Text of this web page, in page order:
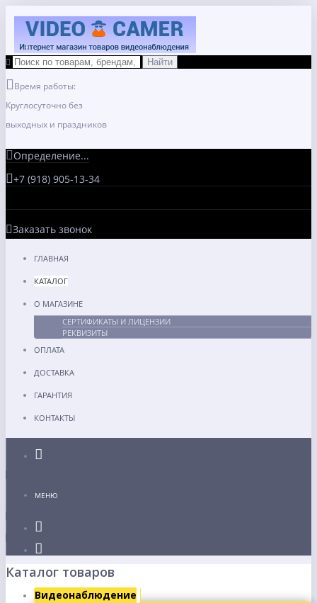
Время работы:
Круглосуточно без
выходных и праздников
Определение...
+7 (918) 905-13-34
Заказать звонок
ГЛАВНАЯ
КАТАЛОГ
О МАГАЗИНЕ
СЕРТИФИКАТЫ И ЛИЦЕНЗИИ
РЕКВИЗИТЫ
ОПЛАТА
ДОСТАВКА
ГАРАНТИЯ
КОНТАКТЫ
МЕНЮ
Каталог товаров
Видеонаблюдение